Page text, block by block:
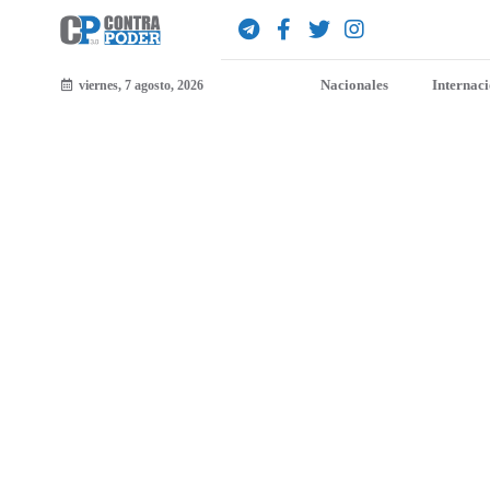
viernes, 7 agosto, 2026 Nacionales